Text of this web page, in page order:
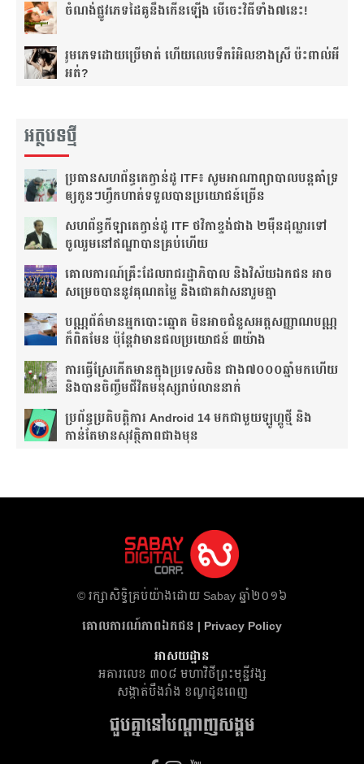
ចំណង់​ផ្លូវ​ភេទ​ដៃគូ​នឹង​កើន​ឡើង បើចេះ​វិធីទាំង​៧នេះ!
រួមភេទ​ដោយ​ប្រើ​មាត់ ហើយ​លេប​ទឹក​រំអិល​ខាង​ស្រី ប៉ះពាល់​អី​
អត់?
អត្ថបទថ្មី
ប្រធាន​សហព័ន្ធ​តេក្វាន់ដូ​ ITF៖​ សូម​អាណាព្យាបាល​បន្ត​គាំទ្រ​
ឲ្យ​កូនៗ​ហ្វឹកហាត់​ទទួលបាន​ប្រយោជន៍​ច្រើន​
សហព័ន្ធ​កីឡាតេក្វាន់ដូ​ ITF​ ថវិកា​ខ្ទង់​ជាង​ ២ម៉ឺន​ដុល្លារ​ទៅ​
ចូលរួម​នៅ​ឥណ្ឌា​បាន​គ្រប់​ហើយ​
គោលការណ៍គ្រឹះ​ដែល​រាជរដ្ឋាភិបាល និងវិស័យឯកជន អាច​
សម្រេចបាននូវគុណតម្លៃ និងជោគវាសនារួមគ្នា
បណ្ណ​ព័ត៌មាន​អ្នកបោះឆ្នោត មិនអាចជំនួសអត្តសញ្ញាណបណ្ណ
ក៏ពិតមែន ប៉ុន្តែវាមានផលប្រយោជន៍ ៣យ៉ាង
ការ​ធ្វើ​ស្រែ​កើត​មាន​ក្នុង​ប្រទេស​ចិន​ ជាង​៧​០០០​ឆ្នាំ​មក​ហើយ
និងបានចិញ្ចឹមជីវិតមនុស្សរាប់លាននាក់
ប្រព័ន្ធប្រតិបត្តិការ Android 14 មកជាមួយឡូហ្គូថ្មី និង​
កាន់តែ​មានសុវត្ថិភាព​ជាងមុន
​© រក្សា​សិទ្ធិ​គ្រប់​យ៉ាង​ដោយ​ Sabay ឆ្នាំ​២០១៦
គោលការណ៍​ភាព​ឯកជន | Privacy Policy
អាសយដ្ឋាន
អគារ​លេខ ៣០៨ មហាវិថីព្រះមុន្នីវង្ស
សង្កាត់បឹងរាំង ខណ្ឌដូនពេញ
ជួបគ្នានៅបណ្តាញសង្គម